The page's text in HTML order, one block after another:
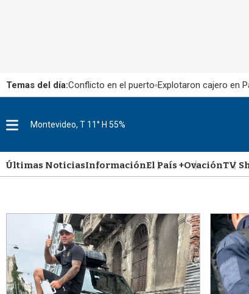
Temas del día:Conflicto en el puerto Explotaron cajero en
M
u
Montevideo, T 11° H 55%
Últimas NoticiasInformaciónEl País +OvaciónTV